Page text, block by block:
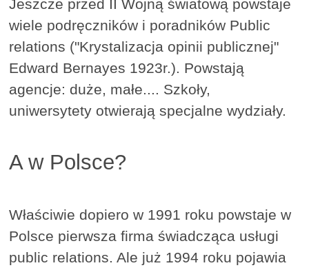
Jeszcze przed II Wojną światową powstaje
wiele podręczników i poradników Public
relations ("Krystalizacja opinii publicznej"
Edward Bernayes 1923r.). Powstają
agencje: duże, małe.... Szkoły,
uniwersytety otwierają specjalne wydziały.
A w Polsce?
Właściwie dopiero w 1991 roku powstaje w
Polsce pierwsza firma świadcząca usługi
public relations. Ale już 1994 roku pojawia